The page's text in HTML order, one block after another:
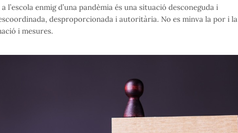
enmig d’una pandèmia és una situació desconeguda i
desproporcionada i autoritària. No es minva la por i la
i mesures.